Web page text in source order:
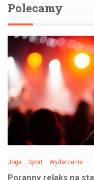
Polecamy
Joga Sport Wydarzenia
Poranny relaks na